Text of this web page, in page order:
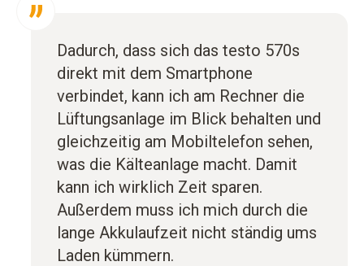
Dadurch, dass sich das testo 570s
direkt mit dem Smartphone
verbindet, kann ich am Rechner die
Lüftungsanlage im Blick behalten und
gleichzeitig am Mobiltelefon sehen,
was die Kälteanlage macht. Damit
kann ich wirklich Zeit sparen.
Außerdem muss ich mich durch die
lange Akkulaufzeit nicht ständig ums
Laden kümmern.